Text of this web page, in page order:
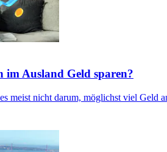
Ausland Geld sparen?
meist nicht darum, möglichst viel Geld